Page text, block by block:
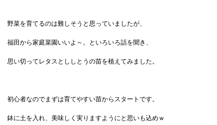
野菜を育てるのは難しそうと思っていましたが、
福田から家庭菜園いいよ～。と いろいろ話を聞き、
思い切ってレタスとししとうの苗を植えてみました。
初心者なのでまずは育てやすい苗からスタートです。
鉢に土を入れ、美味しく実りますようにと思いも込めｗ